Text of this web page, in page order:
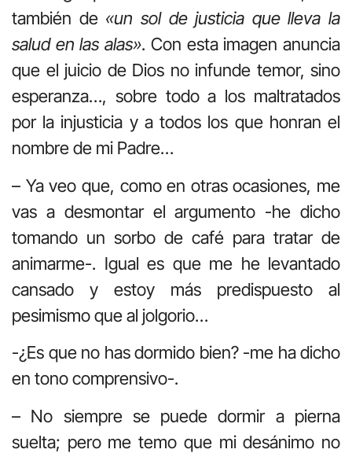
también de «un sol de justicia que lleva la
salud en las alas». Con esta imagen anuncia
que el juicio de Dios no infunde temor, sino
esperanza…, sobre todo a los maltratados
por la injusticia y a todos los que honran el
nombre de mi Padre…
– Ya veo que, como en otras ocasiones, me
vas a desmontar el argumento -he dicho
tomando un sorbo de café para tratar de
animarme-. Igual es que me he levantado
cansado y estoy más predispuesto al
pesimismo que al jolgorio…
-¿Es que no has dormido bien? -me ha dicho
en tono comprensivo-.
– No siempre se puede dormir a pierna
suelta; pero me temo que mi desánimo no